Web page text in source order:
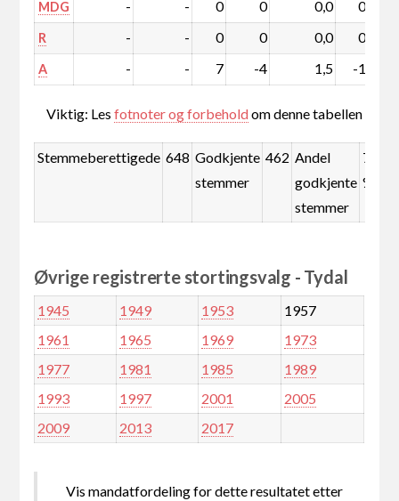
MDG - - 0 0 0,0 0,0
R - - 0 0 0,0 0,0
A - - 7 -4 1,5 -1,0
Viktig: Lesfotnoter og forbeholdom denne tabellen
Stemmeberettigede 648 Godkjente
stemmer
462 Andel
godkjente
stemmer
71,3
%
Øvrige registrerte stortingsvalg - Tydal
1945 1949 1953
1957
1961
1965 1969
1973
1977
1981 1985
1989
1993
1997 2001
2005
2009
2013 2017
Vis mandatfordeling for dette resultatet etter